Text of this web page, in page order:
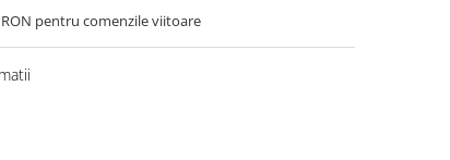
RON pentru comenzile viitoare